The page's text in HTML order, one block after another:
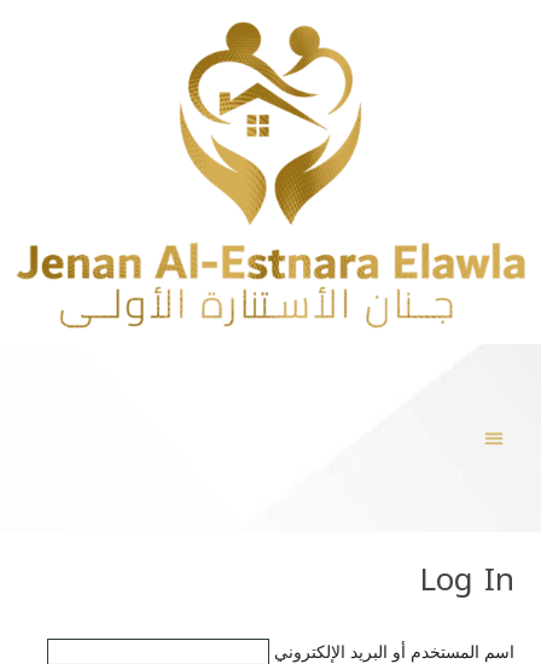
Log In
اسم المستخدم أو البريد الإلكتروني